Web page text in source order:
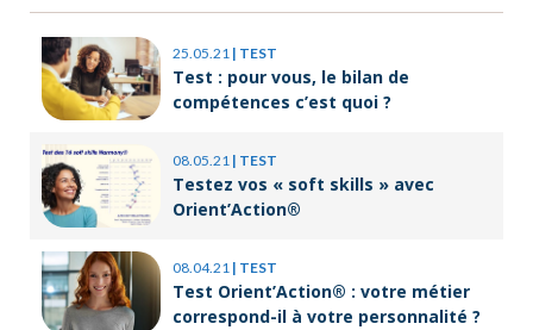
25.05.21 | TEST
Test : pour vous, le bilan de
compétences c’est quoi ?
08.05.21 | TEST
Testez vos « soft skills » avec
Orient’Action®
08.04.21 | TEST
Test Orient’Action® : votre métier
correspond-il à votre personnalité ?